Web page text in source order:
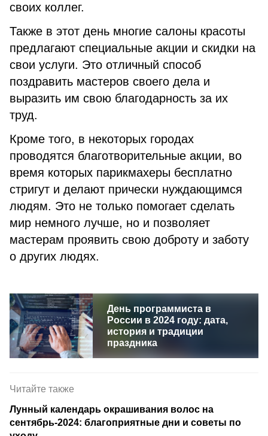
своих коллег.
Также в этот день многие салоны красоты
предлагают специальные акции и скидки на
свои услуги. Это отличный способ
поздравить мастеров своего дела и
выразить им свою благодарность за их
труд.
Кроме того, в некоторых городах
проводятся благотворительные акции, во
время которых парикмахеры бесплатно
стригут и делают прически нуждающимся
людям. Это не только помогает сделать
мир немного лучше, но и позволяет
мастерам проявить свою доброту и заботу
о других людях.
День программиста в
России в 2024 году: дата,
история и традиции
праздника
Читайте также
Лунный календарь окрашивания волос на
сентябрь-2024: благоприятные дни и советы по